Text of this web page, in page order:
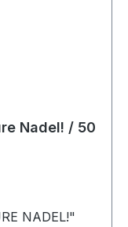
Nadel! / 50
NADEL!"